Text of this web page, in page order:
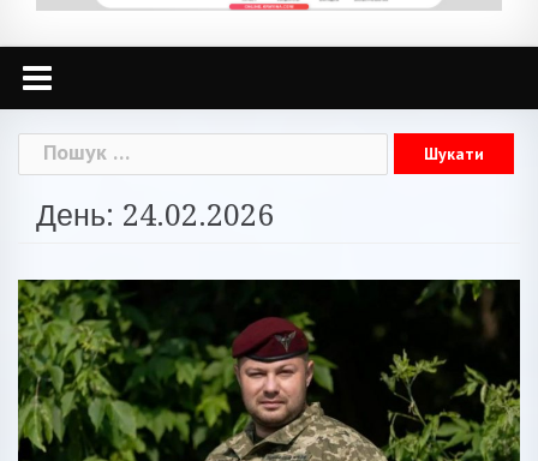
Пошук:
День: 24.02.2026